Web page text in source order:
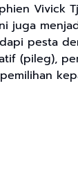
Vivick
juga
pesta
(pileg),